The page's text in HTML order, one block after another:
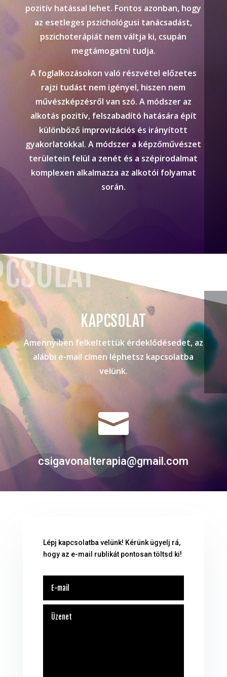
pozitív hatással lehet. Fontos azonban, hogy
az esetleges pszichológusi tanácsadást,
pszichoterápiát nem váltja ki, csupán
megtámogatni tudja.
A foglalkozásokon való részvétel előzetes
rajzi tudást nem igényel, hiszen nem
művészképzésről van szó. A módszer az
alkotás pozitív, felszabadító hatására épít
különböző improvizációs és irányított
gyakorlatokkal. A módszer a képzőművészet
területein felül a zenét és a szépirodalmat
komplexen alkalmazza az alkotói folyamat
során.
KAPCSOLAT
Amennyiben felkeltettük érdeklődésedet, az
alábbi e-mail címen léphetsz kapcsolatba
velünk.

csigavonalterapia@gmail.com
Lépj kapcsolatba velünk! Kérünk ügyelj rá,
hogy az e-mail rublikát pontosan töltsd ki!